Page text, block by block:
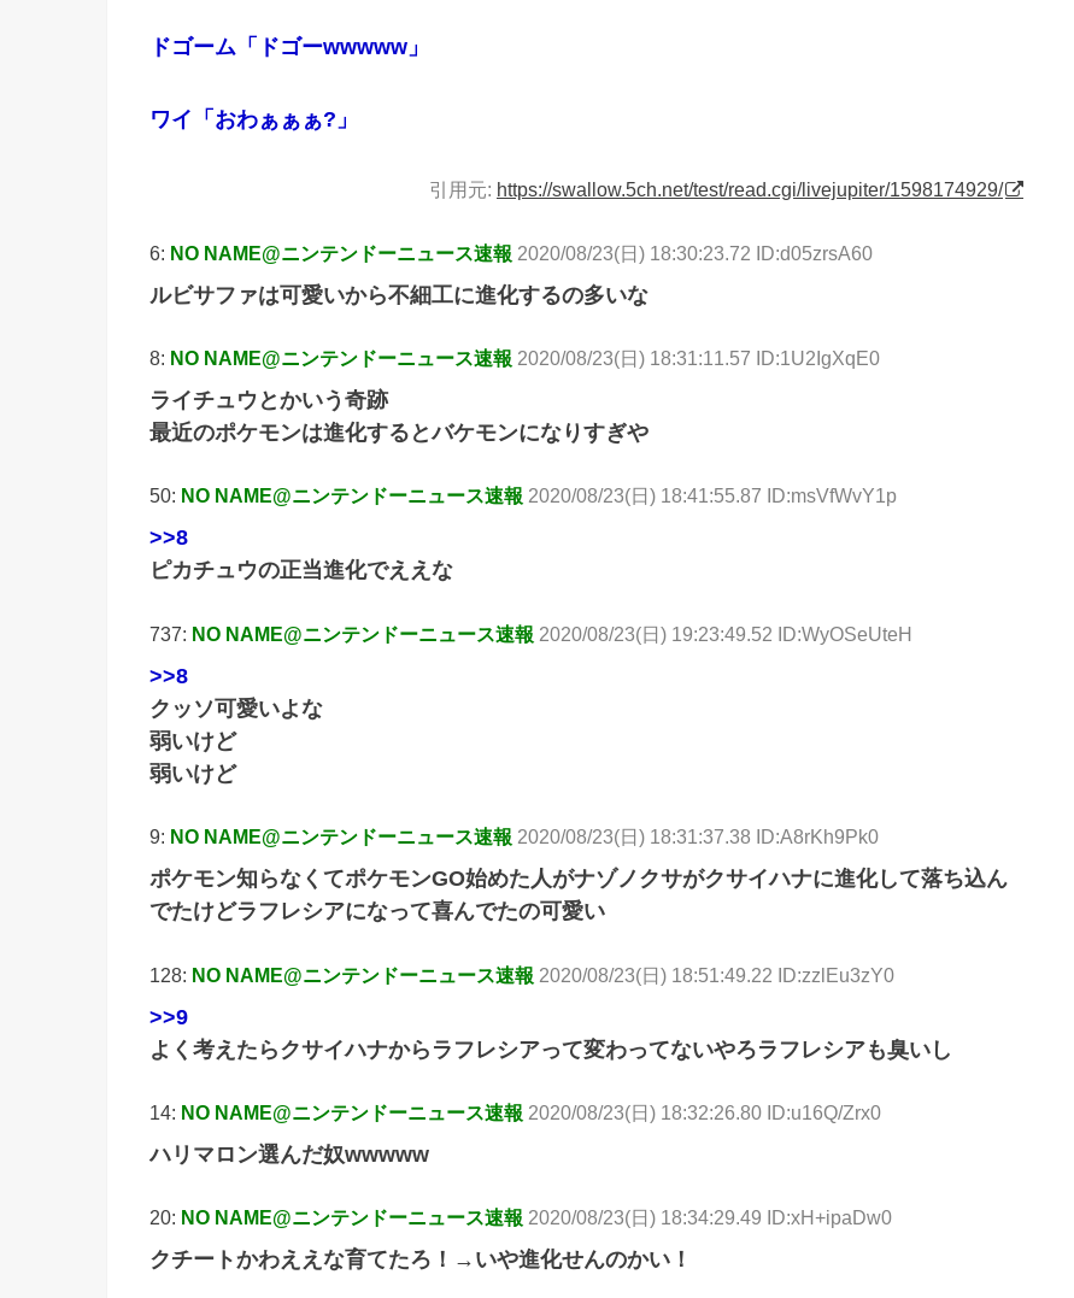
ドゴーム「ドゴーwwwww」
ワイ「おわぁぁぁ?」
引用元: https://swallow.5ch.net/test/read.cgi/livejupiter/1598174929/
6: NO NAME@ニンテンドーニュース速報 2020/08/23(日) 18:30:23.72 ID:d05zrsA60
ルビサファは可愛いから不細工に進化するの多いな
8: NO NAME@ニンテンドーニュース速報 2020/08/23(日) 18:31:11.57 ID:1U2IgXqE0
ライチュウとかいう奇跡
最近のポケモンは進化するとバケモンになりすぎや
50: NO NAME@ニンテンドーニュース速報 2020/08/23(日) 18:41:55.87 ID:msVfWvY1p
>>8
ピカチュウの正当進化でええな
737: NO NAME@ニンテンドーニュース速報 2020/08/23(日) 19:23:49.52 ID:WyOSeUteH
>>8
クッソ可愛いよな
弱いけど
弱いけど
9: NO NAME@ニンテンドーニュース速報 2020/08/23(日) 18:31:37.38 ID:A8rKh9Pk0
ポケモン知らなくてポケモンGO始めた人がナゾノクサがクサイハナに進化して落ち込ん
でたけどラフレシアになって喜んでたの可愛い
128: NO NAME@ニンテンドーニュース速報 2020/08/23(日) 18:51:49.22 ID:zzlEu3zY0
>>9
よく考えたらクサイハナからラフレシアって変わってないやろラフレシアも臭いし
14: NO NAME@ニンテンドーニュース速報 2020/08/23(日) 18:32:26.80 ID:u16Q/Zrx0
ハリマロン選んだ奴wwwww
20: NO NAME@ニンテンドーニュース速報 2020/08/23(日) 18:34:29.49 ID:xH+ipaDw0
クチートかわええな育てたろ！→いや進化せんのかい！